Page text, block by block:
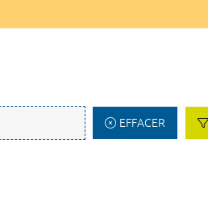
EFFACER